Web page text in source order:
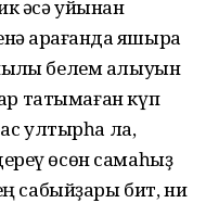
әсә уйынан
ҡарағанда яҡшыраҡ
белем алыуын
татымаған күп
ултырһа ла,
өсөн самаһыҙ
сабыйҙары бит, ни